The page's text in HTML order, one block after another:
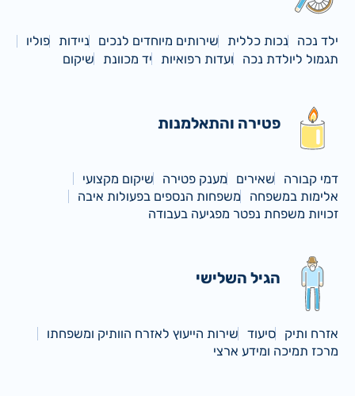
ילד נכה נכות כללית שירותים מיוחדים לנכים ניידות פוליו
תגמול ליולדת נכה
ועדות רפואיות יד מכוונת שיקום
פטירה והתאלמנות
דמי קבורה שאירים מענק פטירה
שיקום מקצועי
אלימות במשפחה
משפחות הנספים בפעולות איבה
זכויות משפחת נפטר מפגיעה בעבודה
הגיל השלישי
אזרח ותיק סיעוד
שירות הייעוץ לאזרח הוותיק ומשפחתו
מרכז תמיכה ומידע ארצי